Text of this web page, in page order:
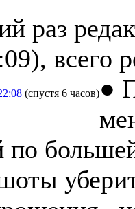
раз
всего
(спустя 6 часов)●
по